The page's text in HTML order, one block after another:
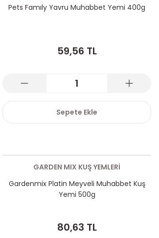
Pets Famıly Yavru Muhabbet Yemi 400g
59,56 TL
Sepete Ekle
GARDEN MIX KUŞ YEMLERİ
Gardenmix Platin Meyveli Muhabbet Kuş
Yemi 500g
80,63 TL